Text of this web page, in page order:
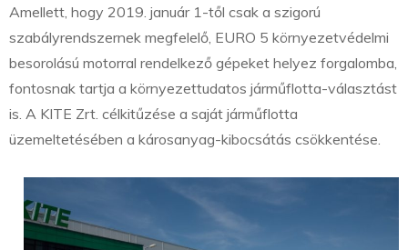
Amellett, hogy 2019. január 1-től csak a szigorú
szabályrendszernek megfelelő, EURO 5 környezetvédelmi
besorolású motorral rendelkező gépeket helyez forgalomba,
fontosnak tartja a környezettudatos járműflotta-választást
is. A KITE Zrt. célkitűzése a saját járműflotta
üzemeltetésében a károsanyag-kibocsátás csökkentése.